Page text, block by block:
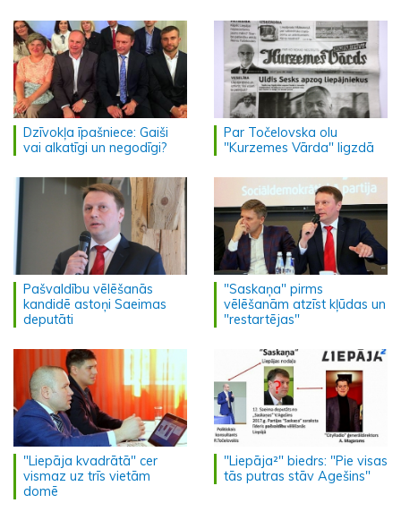
Dzīvokļa īpašniece: Gaiši
vai alkatīgi un negodīgi?
Par Točelovska olu
"Kurzemes Vārda" ligzdā
Pašvaldību vēlēšanās
kandidē astoņi Saeimas
deputāti
"Saskaņa" pirms
vēlēšanām atzīst kļūdas un
"restartējas"
"Liepāja kvadrātā" cer
vismaz uz trīs vietām
domē
"Liepāja²" biedrs: "Pie visas
tās putras stāv Agešins"